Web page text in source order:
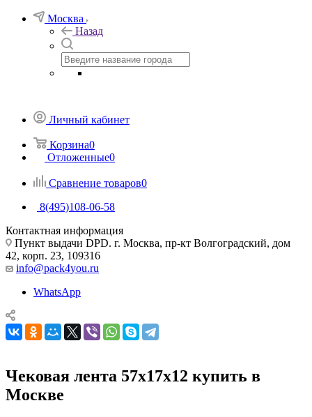
Москва
Назад
Личный кабинет
Корзина0
Отложенные0
Сравнение товаров0
8(495)108-06-58
Контактная информация
Пункт выдачи DPD. г. Москва, пр-кт Волгоградский, дом
42, корп. 23, 109316
info@pack4you.ru
WhatsApp
Чековая лента 57х17х12 купить в
Москве